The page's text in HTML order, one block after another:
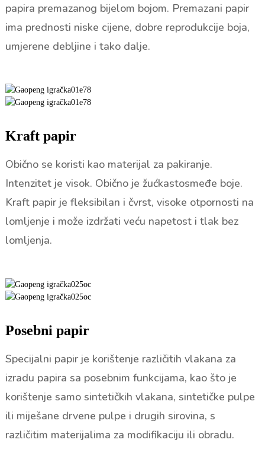
papira premazanog bijelom bojom. Premazani papir
ima prednosti niske cijene, dobre reprodukcije boja,
umjerene debljine i tako dalje.
Kraft papir
Obično se koristi kao materijal za pakiranje.
Intenzitet je visok. Obično je žućkastosmeđe boje.
Kraft papir je fleksibilan i čvrst, visoke otpornosti na
lomljenje i može izdržati veću napetost i tlak bez
lomljenja.
Posebni papir
Specijalni papir je korištenje različitih vlakana za
izradu papira sa posebnim funkcijama, kao što je
korištenje samo sintetičkih vlakana, sintetičke pulpe
ili miješane drvene pulpe i drugih sirovina, s
različitim materijalima za modifikaciju ili obradu.